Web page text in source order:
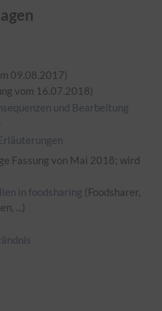
09.08.2017)
vom 16.07.2018)
und Bearbeitung
Fassung von Mai 2018; wird
in foodsharing (Foodsharer,
...)